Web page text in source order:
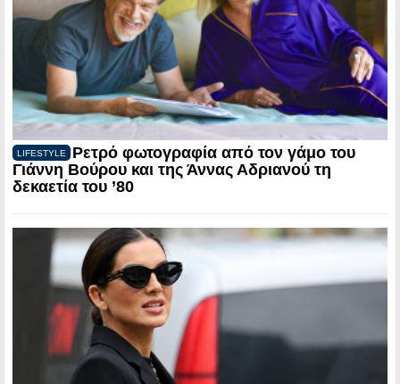
LIFESTYLE
Ρετρό φωτογραφία από τον γάμο του
Γιάννη Βούρου και της Άννας Αδριανού τη
δεκαετία του ’80